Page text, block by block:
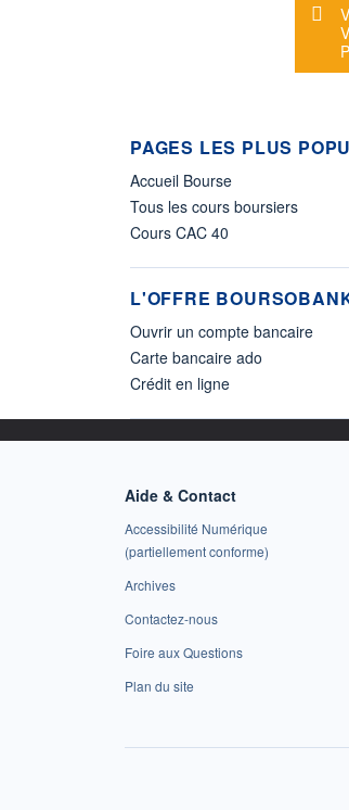
PAGES LES PLUS
Accueil Bourse
Tous les cours boursiers
Cours CAC 40
L'OFFRE
Ouvrir un compte bancaire
Carte bancaire ado
Crédit en ligne
Aide & Contact
Accessibilité Numérique
(partiellement conforme)
Archives
Contactez-nous
Foire aux Questions
Plan du site